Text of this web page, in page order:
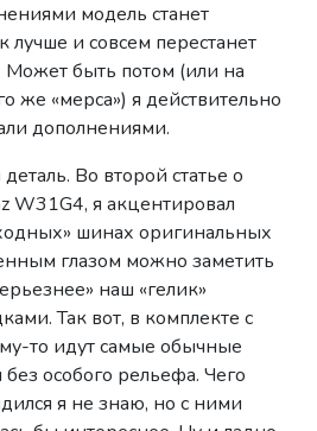
модель станет
лучше и совсем перестанет
Может быть потом (или на
же «мерса») я действительно
дополнениями.
Во второй статье о
W31G4, я акцентировал
шинах оригинальных
глазом можно заметить
наш «гелик»
Так вот, в комплекте с
то идут самые обычные
особого рельефа. Чего
я не знаю, но с ними